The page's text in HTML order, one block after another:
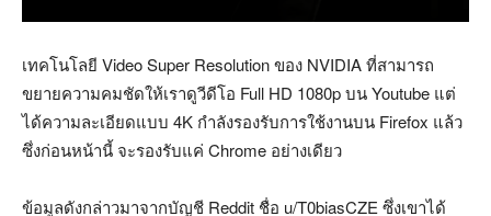
เทคโนโลยี Video Super Resolution ของ NVIDIA ที่สามารถ
ขยายความคมชัดให้เราดูวีดีโอ Full HD 1080p บน Youtube แต่
ได้ความละเอียดแบบ 4K กำลังรองรับการใช้งานบน Firefox แล้ว
ซึ่งก่อนหน้านี้ จะรองรับแค่ Chrome อย่างเดียว
ข้อมูลดังกล่าวมาจากบัญชี Reddit ชื่อ u/T0biasCZE ซึ่งเขาได้